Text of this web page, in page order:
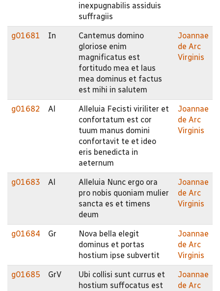
inexpugnabilis assiduis
suffragiis
g01681 In
Cantemus domino
gloriose enim
magnificatus est
fortitudo mea et laus
mea dominus et factus
est mihi in salutem
Joannae
de Arc
Virginis
g01682 Al
Alleluia Fecisti viriliter et
confortatum est cor
tuum manus domini
confortavit te et ideo
eris benedicta in
aeternum
Joannae
de Arc
Virginis
g01683 Al
Alleluia Nunc ergo ora
pro nobis quoniam mulier
sancta es et timens
deum
Joannae
de Arc
Virginis
g01684 Gr
Nova bella elegit
dominus et portas
hostium ipse subvertit
Joannae
de Arc
Virginis
g01685 GrV
Ubi collisi sunt currus et
hostium suffocatus est
Joannae
de Arc